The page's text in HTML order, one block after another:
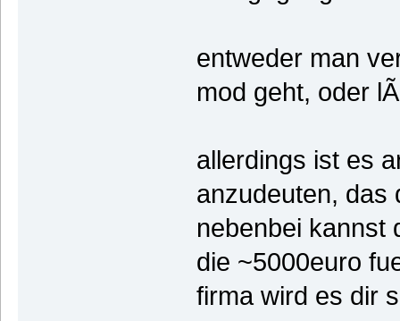
entweder man
mod geht, oder
allerdings ist es
anzudeuten, das
nebenbei kannst
die ~5000euro
firma wird es dir